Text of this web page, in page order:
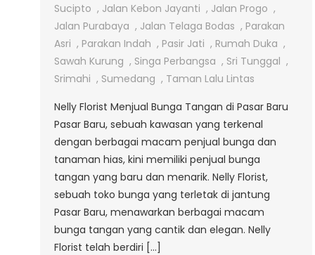
Pasar
Baru
Sucipto , Jalan Kebon Jayanti , Jalan Progo ,
Jalan Purabaya , Jalan Telaga Bodas , Parakan
Asri , Parakan Indah , Pasir Jati , Rumah Duka ,
Sawah Kurung , Singa Perbangsa , Sri Tunggal ,
Srimahi , Sumedang , Taman Lalu Lintas
Nelly Florist Menjual Bunga Tangan di Pasar Baru
Pasar Baru, sebuah kawasan yang terkenal
dengan berbagai macam penjual bunga dan
tanaman hias, kini memiliki penjual bunga
tangan yang baru dan menarik. Nelly Florist,
sebuah toko bunga yang terletak di jantung
Pasar Baru, menawarkan berbagai macam
bunga tangan yang cantik dan elegan. Nelly
Florist telah berdiri […]